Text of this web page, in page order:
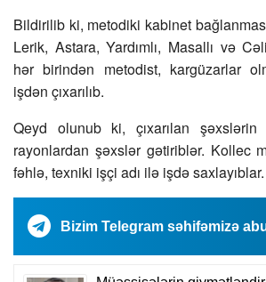
Bildirilib ki, metodiki kabinet
Lerik, Astara, Yardımlı, Masallı və
hər birindən metodist, kargüzarlar
işdən çıxarılıb.
Qeyd olunub ki, çıxarılan
rayonlardan şəxslər gətiriblər. Kollec
fəhlə, texniki işçi adı ilə işdə saxlayıblar.
Bizim Telegram səhifəmizə